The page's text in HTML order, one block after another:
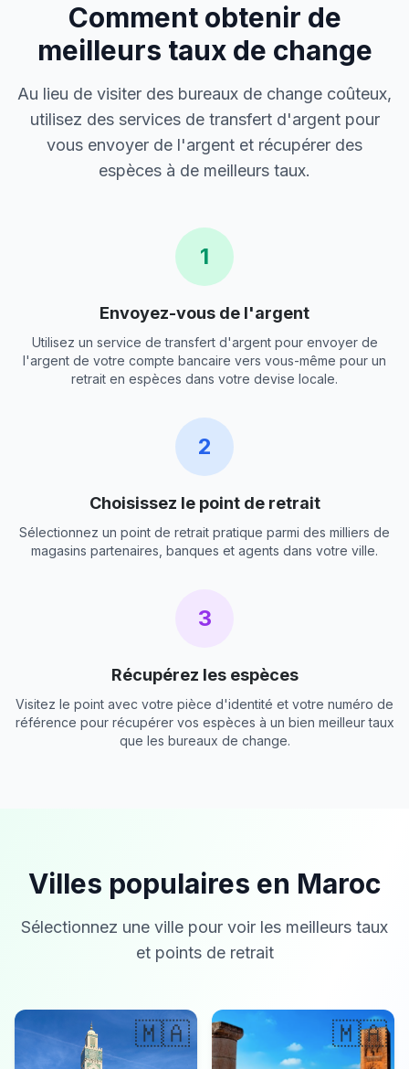
Comment obtenir de
meilleurs taux de change
Au lieu de visiter des bureaux de change coûteux,
utilisez des services de transfert d'argent pour
vous envoyer de l'argent et récupérer des
espèces à de meilleurs taux.
1
Envoyez-vous de l'argent
Utilisez un service de transfert d'argent pour envoyer de
l'argent de votre compte bancaire vers vous-même pour un
retrait en espèces dans votre devise locale.
2
Choisissez le point de retrait
Sélectionnez un point de retrait pratique parmi des milliers de
magasins partenaires, banques et agents dans votre ville.
3
Récupérez les espèces
Visitez le point avec votre pièce d'identité et votre numéro de
référence pour récupérer vos espèces à un bien meilleur taux
que les bureaux de change.
Villes populaires en Maroc
Sélectionnez une ville pour voir les meilleurs taux
et points de retrait
🇲🇦 🇲🇦